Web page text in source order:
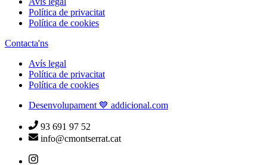
Política de privacitat
Política de cookies
Contacta'ns
Avís legal
Política de privacitat
Política de cookies
Desenvolupament 💙 addicional.com
93 691 97 52
info@cmontserrat.cat